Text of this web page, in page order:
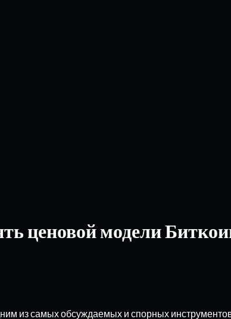
ценовой модели
из самых обсуждаемых и спорных